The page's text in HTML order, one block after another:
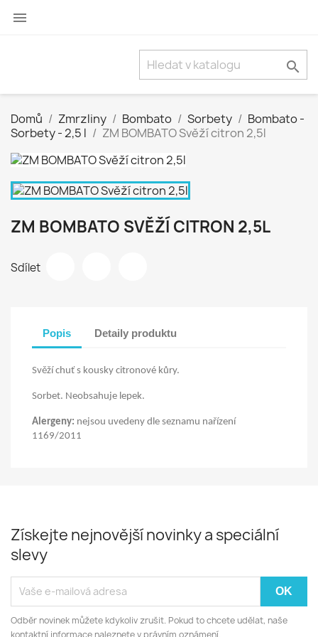


Domů Zmrzliny Bombato Sorbety
Bombato -
Sorbety - 2,5 l
ZM BOMBATO Svěží citron 2,5l
ZM BOMBATO SVĚŽÍ CITRON 2,5L
Sdílet
Popis Detaily produktu
Svěží chuť s kousky citronové kůry.
Sorbet. Neobsahuje lepek.
Alergeny: nejsou uvedeny dle seznamu nařízení
1169/2011
Získejte nejnovější novinky a speciální
slevy
Odběr novinek můžete kdykoliv zrušit. Pokud to chcete udělat, naše
kontaktní informace naleznete v právním oznámení.